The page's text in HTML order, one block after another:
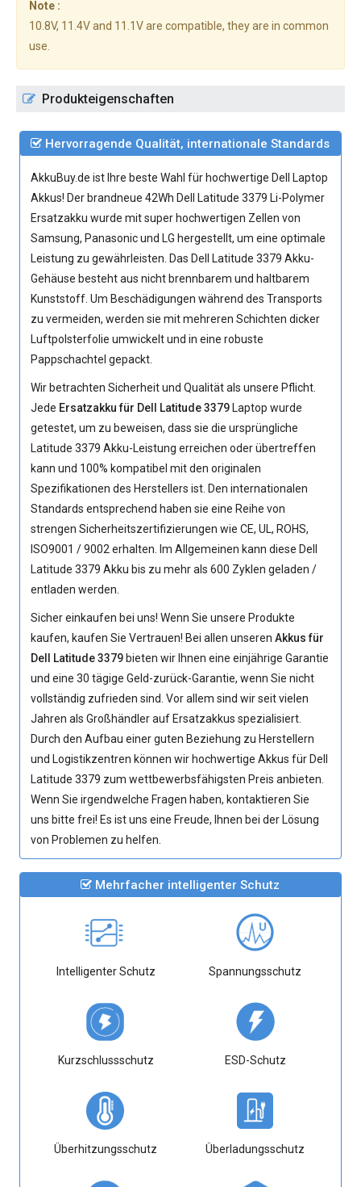
Note :
10.8V, 11.4V and 11.1V are compatible, they are in common
use.
Produkteigenschaften
Hervorragende Qualität, internationale Standards
AkkuBuy.de ist Ihre beste Wahl für hochwertige Dell Laptop
Akkus! Der brandneue 42Wh Dell Latitude 3379 Li-Polymer
Ersatzakku wurde mit super hochwertigen Zellen von
Samsung, Panasonic und LG hergestellt, um eine optimale
Leistung zu gewährleisten. Das Dell Latitude 3379 Akku-
Gehäuse besteht aus nicht brennbarem und haltbarem
Kunststoff. Um Beschädigungen während des Transports
zu vermeiden, werden sie mit mehreren Schichten dicker
Luftpolsterfolie umwickelt und in eine robuste
Pappschachtel gepackt.
Wir betrachten Sicherheit und Qualität als unsere Pflicht.
Jede Ersatzakku für Dell Latitude 3379 Laptop wurde
getestet, um zu beweisen, dass sie die ursprüngliche
Latitude 3379 Akku-Leistung erreichen oder übertreffen
kann und 100% kompatibel mit den originalen
Spezifikationen des Herstellers ist. Den internationalen
Standards entsprechend haben sie eine Reihe von
strengen Sicherheitszertifizierungen wie CE, UL, ROHS,
ISO9001 / 9002 erhalten. Im Allgemeinen kann diese Dell
Latitude 3379 Akku bis zu mehr als 600 Zyklen geladen /
entladen werden.
Sicher einkaufen bei uns! Wenn Sie unsere Produkte
kaufen, kaufen Sie Vertrauen! Bei allen unserenAkkus für
Dell Latitude 3379 bieten wir Ihnen eine einjährige Garantie
und eine 30 tägige Geld-zurück-Garantie, wenn Sie nicht
vollständig zufrieden sind. Vor allem sind wir seit vielen
Jahren als Großhändler auf Ersatzakkus spezialisiert.
Durch den Aufbau einer guten Beziehung zu Herstellern
und Logistikzentren können wir hochwertigeAkkus für Dell
Latitude 3379 zum wettbewerbsfähigsten Preis anbieten.
Wenn Sie irgendwelche Fragen haben, kontaktieren Sie
uns bitte frei! Es ist uns eine Freude, Ihnen bei der Lösung
von Problemen zu helfen.
Mehrfacher intelligenter Schutz
Intelligenter Schutz Spannungsschutz
Kurzschlussschutz ESD-Schutz
Überhitzungsschutz Überladungsschutz